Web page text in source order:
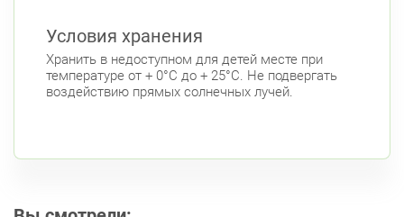
Условия хранения
Хранить в недоступном для детей месте при
температуре от + 0°C до + 25°C. Не подвергать
воздействию прямых солнечных лучей.